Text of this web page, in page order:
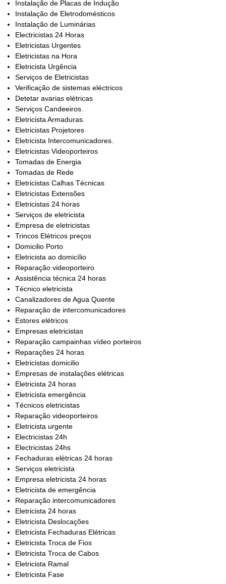
Instalação de Placas de Indução
Instalação de Eletrodomésticos
Instalação de Luminárias
Electricistas 24 Horas
Eletricistas Urgentes
Eletricistas na Hora
Eletricista Urgência
Serviços de Eletricistas
Verificação de sistemas eléctricos
Detetar avarias elétricas
Serviços Candeeiros.
Eletricista Armaduras.
Eletricistas Projetores
Eletricista Intercomunicadores.
Eletricistas Videoporteiros
Tomadas de Energia
Tomadas de Rede
Eletricistas Calhas Técnicas
Eletricistas Extensões
Eletricistas 24 horas
Serviços de eletricista
Empresa de eletricistas
Trincos Elétricos preços
Domicilio Porto
Eletricista ao domicílio
Reparação videoporteiro
Assistência técnica 24 horas
Técnico eletricista
Canalizadores de Agua Quente
Reparação de intercomunicadores
Estores elétricos
Empresas eletricistas
Reparação campainhas vídeo porteiros
Reparações 24 horas
Eletricistas domicilio
Empresas de instalações elétricas
Eletricista 24 horas
Eletricista emergência
Técnicos eletricistas
Reparação videoporteiros
Eletricista urgente
Electricistas 24h
Electricistas 24hs
Fechaduras elétricas 24 horas
Serviços eletricista
Empresa eletricista 24 horas
Eletricista de emergência
Reparação intercomunicadores
Eletricista 24 horas
Eletricista Deslocações
Eletricista Fechaduras Elétricas
Eletricista Troca de Fios
Eletricista Troca de Cabos
Eletricista Ramal
Eletricista Fase